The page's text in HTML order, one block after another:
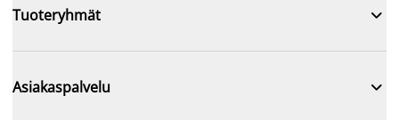
Tuoteryhmät 
Asiakaspalvelu 